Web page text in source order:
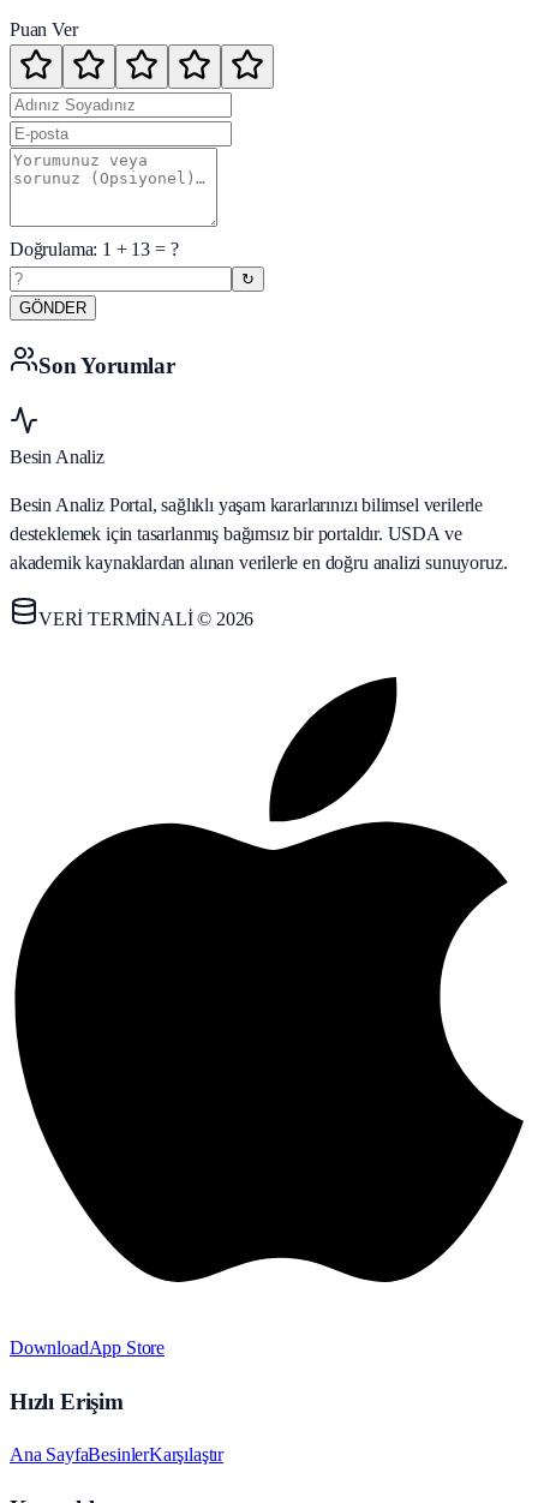
Puan Ver
Doğrulama: 1 + 13 = ?
↻
GÖNDER
Son Yorumlar
Besin Analiz
Besin Analiz Portal, sağlıklı yaşam kararlarınızı bilimsel verilerle
desteklemek için tasarlanmış bağımsız bir portaldır. USDA ve
akademik kaynaklardan alınan verilerle en doğru analizi sunuyoruz.
VERİ TERMİNALİ © 2026
DownloadApp Store
Hızlı Erişim
Ana SayfaBesinlerKarşılaştır